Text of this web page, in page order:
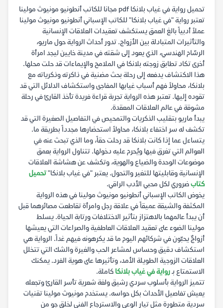
تحميل رواية في غياب بلانكا pdf مجانا للكاتب أنطونيو مونيوث مولينا
تعتبر رواية "في غياب بلانكا" للكاتب الإسباني أنطونيو مونيوث مولينا
عملاً أدبياً بالغ العمق يستكشف تعقيدات العلاقات الإنسانية
والتأثيرات المتبادلة بين الأزواج. تدور أحداث الرواية حول ماريو،
الرسّام الهندسي، الذي يعود إلى شقته في مدينة خايين ليجد امرأة
أخرى تكاد تطابق زوجته بلانكا في الملامح والإيماءات قد حلت محلها.
هذا الاكتشاف يدفعه إلى رحلة بحث مضنية في ذاكرته وذكرياته مع
بلانكا، محاولاً فهم أسباب غيابها المفاجئ واستكشاف الدلائل التي قد
تقوده إليها. تعتبر هذه الرواية تجربة قراءة فريدة تأخذ القارئ في رحلة
مشوقة في عالم العلاقات المعقدة.
يبدأ ماريو بتقليب الذكريات والتمحيص في التفاصيل الصغيرة التي قد
تكشف له سر اختفاء بلانكا، محاولاً استحضارها مجدداً بطريقة ما.
يتساءل عما إذا كانت بلانكا قد رحلت حقاً، وما الذي تبحث عنه في
العوالم التي تغرق فيها ويُحرم عليه دخولها. تتناول الرواية بعمق
موضوعات الوحدة والضياع والهوية، وتكشف عن هشاشة العلاقات
الإنسانية وقابليتها للتغير والتحول. يعتبر "في غياب بلانكا"تحميل
كتابضروري لكل محبي الأدب الراقي.
يخوض الكاتب الإسباني أنطونيو مونيوث مولينا في هذه الرواية
المكثفة والشيقة عميقاً في علاقة رجل وامرأة تقاطعت مصائرهما قبل
أن يبدأ عالمهما بالاهتزاز بتأثير الاختلافات ورتابة الحياة. يسلط
مولينا الضوء على تعقيد العلاقات العاطفية والصراعات التي يعيشها
أزواجٌ يحبّون في شركائهم اليوم ما قد يكرهونه فيهم غداً. الرواية هي
استكشاف دقيق وحساس لمشاعر الحب والغيرة والشك التي تتخلل
العلاقات الزوجية الطويلة الأمد، وتأثيرها على هوية الفرد. يمكنك
الاستمتاع بـرواية في غياب بلانكا كاملة.
تتميز الرواية بأسلوب سردي رشيق ولغة شعرية تأسر القارئ وتجعله
يعيش تفاصيل الأحداث بكل حواسه. يستخدم مونيوث مولينا تقنيات
سردية متطورة مثل تيار الوعي والاسترجاع الفني لخلق جو من